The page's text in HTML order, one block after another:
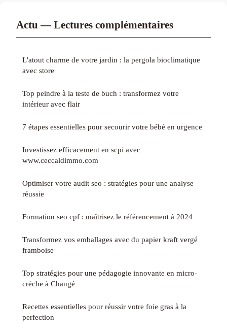
Actu — Lectures complémentaires
L'atout charme de votre jardin : la pergola bioclimatique
avec store
Top peindre à la teste de buch : transformez votre
intérieur avec flair
7 étapes essentielles pour secourir votre bébé en urgence
Investissez efficacement en scpi avec
www.ceccaldimmo.com
Optimiser votre audit seo : stratégies pour une analyse
réussie
Formation seo cpf : maîtrisez le référencement à 2024
Transformez vos emballages avec du papier kraft vergé
framboise
Top stratégies pour une pédagogie innovante en micro-
crèche à Changé
Recettes essentielles pour réussir votre foie gras à la
perfection